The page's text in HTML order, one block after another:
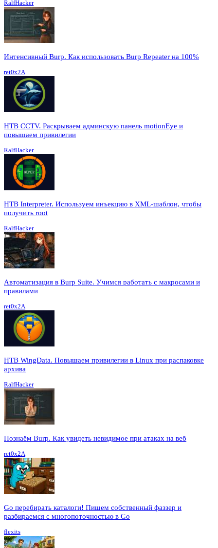
RalfHacker
Интенсивный Burp. Как использовать Burp Repeater на 100%
ret0x2A
HTB CCTV. Раскрываем админскую панель motionEye и
повышаем привилегии
RalfHacker
HTB Interpreter. Используем инъекцию в XML-шаблон, чтобы
получить root
RalfHacker
Автоматизация в Burp Suite. Учимся работать с макросами и
правилами
ret0x2A
HTB WingData. Повышаем привилегии в Linux при распаковке
архива
RalfHacker
Познаём Burp. Как увидеть невидимое при атаках на веб
ret0x2A
Go перебирать каталоги! Пишем собственный фаззер и
разбираемся с многопоточностью в Go
flexits